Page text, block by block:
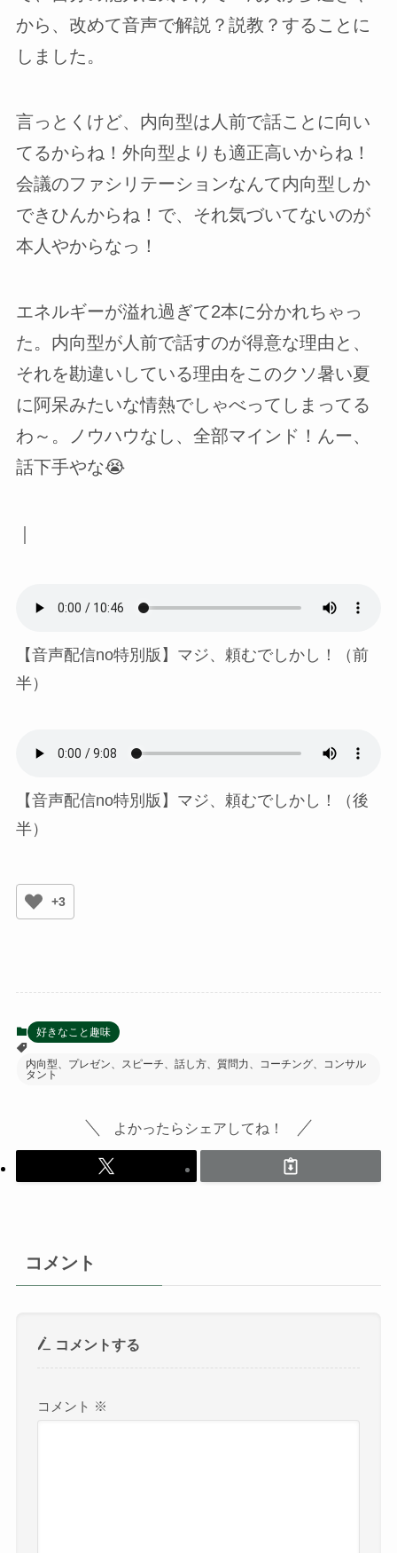
から、改めて音声で解説？説教？することに
しました。
言っとくけど、内向型は人前で話ことに向い
てるからね！外向型よりも適正高いからね！
会議のファシリテーションなんて内向型しか
できひんからね！で、それ気づいてないのが
本人やからなっ！
エネルギーが溢れ過ぎて2本に分かれちゃっ
た。内向型が人前で話すのが得意な理由と、
それを勘違いしている理由をこのクソ暑い夏
に阿呆みたいな情熱でしゃべってしまってる
わ～。ノウハウなし、全部マインド！んー、
話下手やな😭
【音声配信no特別版】マジ、頼むでしかし！（前
半）
【音声配信no特別版】マジ、頼むでしかし！（後
半）
+3
好きなこと趣味
内向型、プレゼン、スピーチ、話し方、質問力、コーチング、コンサル
タント
よかったらシェアしてね！
コメント
コメントする
コメント ※